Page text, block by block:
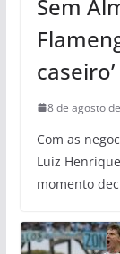
Sem
caseiro’
8 de agosto
Com as
Luiz
momento